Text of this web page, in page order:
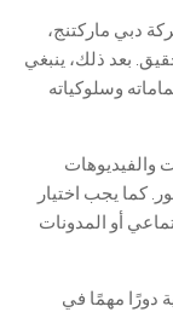
دبي ماركتنج،
بعد ذلك، ينبغي
وسلوكياته
والفيديوهات
كما يجب اختيار
أو المدونات
دورًا مهمًا في